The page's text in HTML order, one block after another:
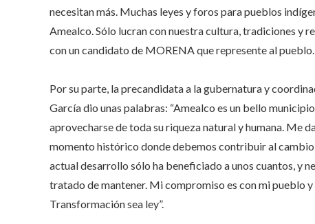
necesitan más. Muchas leyes y foros para pueblos
Amealco. Sólo lucran con nuestra cultura, tradiciones y
con un candidato de MORENA que represente al pueblo.
Por su parte, la precandidata a la gubernatura y
García dio unas palabras: “Amealco es un bello
aprovecharse de toda su riqueza natural y humana. Me
momento histórico donde debemos contribuir al
actual desarrollo sólo ha beneficiado a unos cuantos, y
tratado de mantener. Mi compromiso es con mi pueblo
Transformación sea ley”.